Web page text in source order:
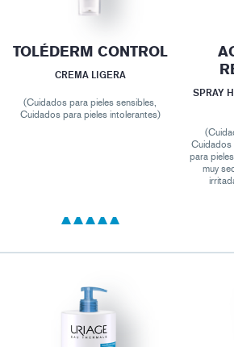
TOLÉDERM CONTROL
CREMA LIGERA
(Cuidados para pieles sensibles,
Cuidados para pieles intolerantes)
SPRAY
Cuidados
para
muy